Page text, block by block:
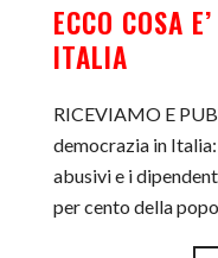
ECCO COSA
ITALIA
RICEVIAMO E
democrazia in
abusivi e i
per cento della